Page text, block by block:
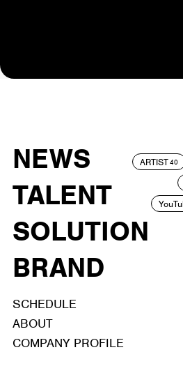
NEWS
TALENT
SOLUTION
BRAND
ARTIST40
SCHEDULE
ABOUT
COMPANY PROFILE